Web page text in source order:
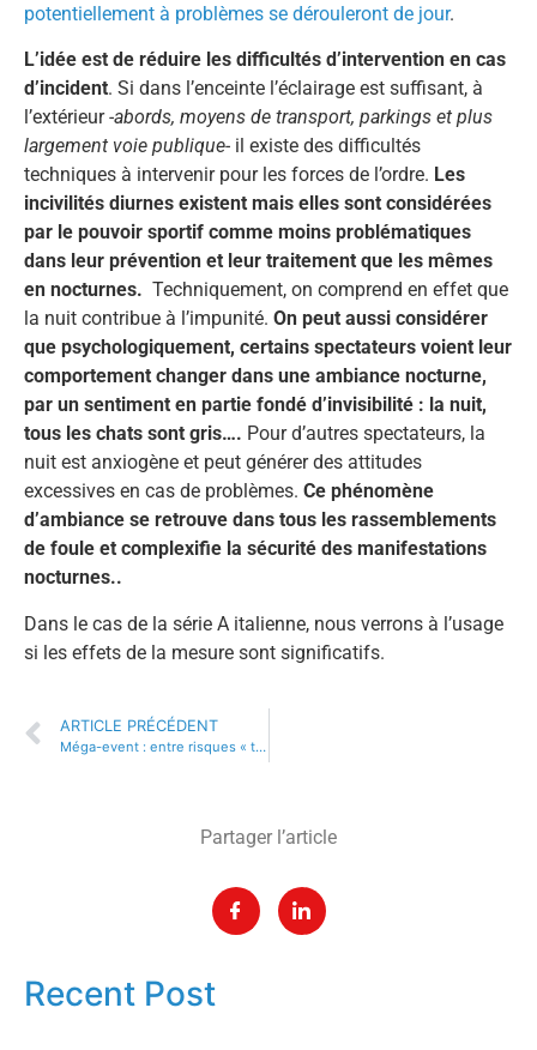
potentiellement à problèmes se dérouleront de jour.
L’idée est de réduire les difficultés d’intervention en cas
d’incident. Si dans l’enceinte l’éclairage est suffisant, à
l’extérieur-abords, moyens de transport, parkings et plus
largement voie publique- il existe des difficultés
techniques à intervenir pour les forces de l’ordre. Les
incivilités diurnes existent mais elles sont considérées
par le pouvoir sportif comme moins problématiques
dans leur prévention et leur traitement que les mêmes
en nocturnes. Techniquement, on comprend en effet que
la nuit contribue à l’impunité. On peut aussi considérer
que psychologiquement, certains spectateurs voient leur
comportement changer dans une ambiance nocturne,
par un sentiment en partie fondé d’invisibilité : la nuit,
tous les chats sont gris…. Pour d’autres spectateurs, la
nuit est anxiogène et peut générer des attitudes
excessives en cas de problèmes. Ce phénomène
d’ambiance se retrouve dans tous les rassemblements
de foule et complexifie la sécurité des manifestations
nocturnes..
Dans le cas de la série A italienne, nous verrons à l’usage
si les effets de la mesure sont significatifs.
ARTICLE PRÉCÉDENT
Méga-event : entre risques « trop » fort et sécurité fragile
Partager l’article
Recent Post